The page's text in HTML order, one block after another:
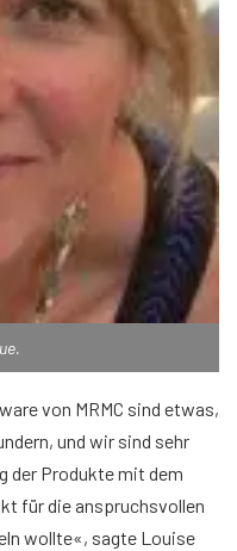
von MRMC sind etwas,
und wir sind sehr
der Produkte mit dem
für die anspruchsvollen
wollte«, sagte Louise